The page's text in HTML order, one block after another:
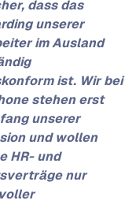
dass das
unserer
im Ausland
ist. Wir bei
stehen erst
unserer
und wollen
HR- und
nur